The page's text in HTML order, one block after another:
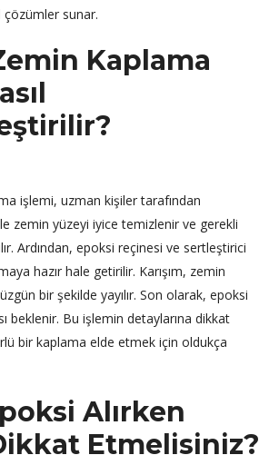
sunar.
Kaplama
işlemi, uzman kişiler tarafından
zemin yüzeyi iyice temizlenir ve gerekli
Ardından, epoksi reçinesi ve sertleştirici
hazır hale getirilir. Karışım, zemin
bir şekilde yayılır. Son olarak, epoksi
beklenir. Bu işlemin detaylarına dikkat
bir kaplama elde etmek için oldukça
Alırken
Etmelisiniz?